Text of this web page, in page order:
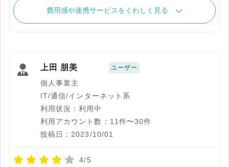
費用感や連携サービスをくわしく見る
上田 朋美 ユーザー
個人事業主
IT/通信/インターネット系
利用状況：利用中
利用アカウント数：11件〜30件
投稿日：2023/10/01
4/5